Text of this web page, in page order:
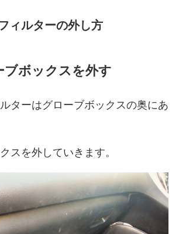
ィルターの外し方
ブボックスを外す
ターはグローブボックスの奥にあ
スを外していきます。